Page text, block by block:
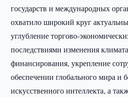
государств и международных
охватило широкий круг
углубление торгово-
последствиями изменения
финансирования, укрепление
обеспечении глобального мира и
искусственного интеллекта, а